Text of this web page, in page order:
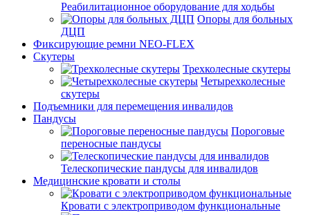
Реабилитационное оборудование для ходьбы
Опоры для больных
ДЦП
Фиксирующие ремни NEO-FLEX
Скутеры
Трехколесные скутеры
Четырехколесные
скутеры
Подъемники для перемещения инвалидов
Пандусы
Пороговые
переносные пандусы
Телескопические пандусы для инвалидов
Медицинские кровати и столы
Кровати с электроприводом функциональные